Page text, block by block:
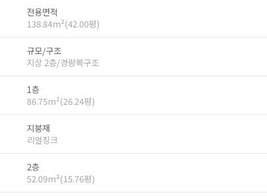
전용면적
138.84m²(42.00평)
규모/구조
지상 2층/경량목구조
1층
86.75m²(26.24평)
지붕재
리얼징크
2층
52.09m²(15.76평)